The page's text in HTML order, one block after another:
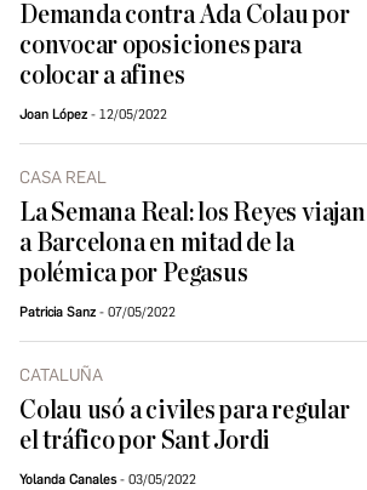
Demanda contra Ada Colau por
convocar oposiciones para
colocar a afines
Joan López 12/05/2022
CASA REAL
La Semana Real: los Reyes viajan
a Barcelona en mitad de la
polémica por Pegasus
Patricia Sanz 07/05/2022
CATALUÑA
Colau usó a civiles para regular
el tráfico por Sant Jordi
Yolanda Canales 03/05/2022